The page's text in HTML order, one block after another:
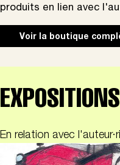
produits en lien avec
Voir la boutique
EXPOSITIONS
En relation avec